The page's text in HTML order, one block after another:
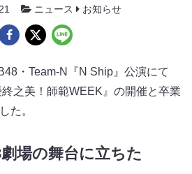
ニュース お知らせ
・Team-N『N Ship』公演にて
終之美！師範WEEK』の開催と卒業
た。
劇場の舞台に立ちた